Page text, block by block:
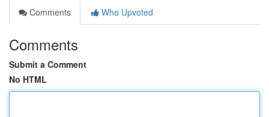
Comments
Who Upvoted
Comments
Submit a Comment
No HTML